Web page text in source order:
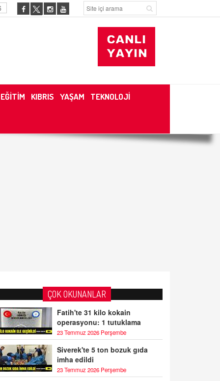
EĞİTİM KIBRIS YAŞAM TEKNOLOJİ
ÇOK OKUNANLAR
Fatih'te 31 kilo kokain
operasyonu: 1 tutuklama
23 Temmuz 2026 Perşembe
Siverek'te 5 ton bozuk gıda
imha edildi
23 Temmuz 2026 Perşembe